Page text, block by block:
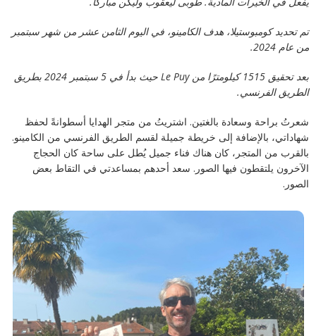
تم تحديد كومبوستيلا، هدف الكامينو، في اليوم الثامن عشر من شهر سبتمبر
من عام 2024.
بعد تحقيق 1515 كيلومترًا من Le Puy حيث بدأ في 5 سبتمبر 2024 بطريق
الطريق الفرنسي.
شعرتُ براحة وسعادة بالغتين. اشتريتُ من متجر الهدايا أسطوانةً لحفظ
شهاداتي، بالإضافة إلى خريطة جميلة لقسم الطريق الفرنسي من الكامينو.
بالقرب من المتجر، كان هناك فناء جميل يُطل على ساحة كان الحجاج
الآخرون يلتقطون فيها الصور. سعد أحدهم بمساعدتي في التقاط بعض
الصور.